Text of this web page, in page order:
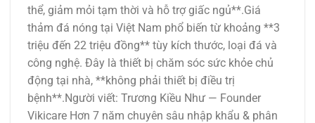
thể, giảm mỏi tạm thời và hỗ trợ giấc ngủ**.Giá
thảm đá nóng tại Việt Nam phổ biến từ khoảng **3
triệu đến 22 triệu đồng** tùy kích thước, loại đá và
công nghệ. Đây là thiết bị chăm sóc sức khỏe chủ
động tại nhà, **không phải thiết bị điều trị
bệnh**.Người viết: Trương Kiều Như — Founder
Vikicare Hơn 7 năm chuyên sâu nhập khẩu & phân